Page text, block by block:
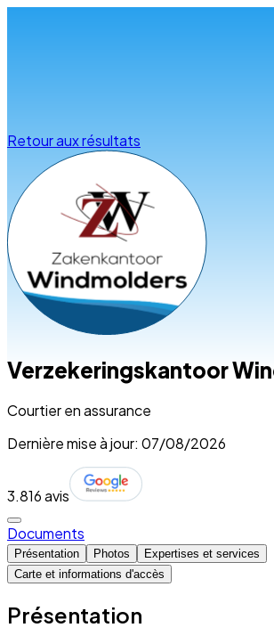
Retour aux résultats
Verzekeringskantoor
Courtier en assurance
Dernière mise à jour: 07/08/2026
3.816 avis
Documents
Présentation Photos
Expertises et services
Carte et informations d'accès
Présentation